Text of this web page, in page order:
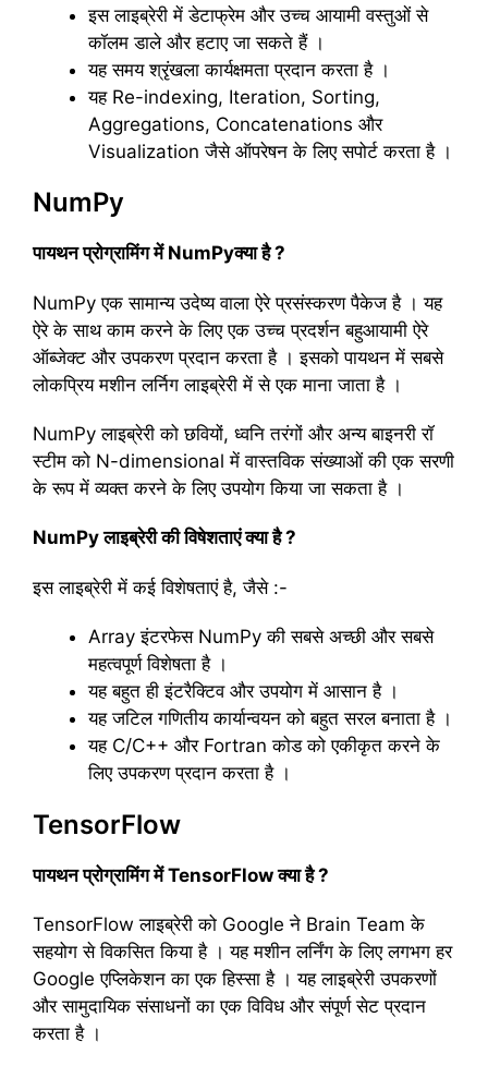
इस लाइब्रेरी में डेटाफ्रेम और उच्च आयामी वस्तुओं से
कॉलम डाले और हटाए जा सकते हैं ।
यह समय श्रृंखला कार्यक्षमता प्रदान करता है ।
यह Re-indexing, Iteration, Sorting,
Aggregations, Concatenations और
Visualization जैसे ऑपरेषन के लिए सपोर्ट करता है ।
NumPy
पायथन प्रोग्रामिंग में NumPyक्या है ?
NumPy एक सामान्य उदेष्य वाला ऐरे प्रसंस्करण पैकेज है । यह
ऐरे के साथ काम करने के लिए एक उच्च प्रदर्शन बहुआयामी ऐरे
ऑब्जेक्ट और उपकरण प्रदान करता है । इसको पायथन में सबसे
लोकप्रिय मशीन लर्निग लाइब्रेरी में से एक माना जाता है ।
NumPy लाइब्रेरी को छवियों, ध्वनि तरंगों और अन्य बाइनरी रॉ
स्टीम को N-dimensional में वास्तविक संख्याओं की एक सरणी
के रूप में व्यक्त करने के लिए उपयोग किया जा सकता है ।
NumPy लाइब्रेरी की विषेशताएं क्या है ?
इस लाइब्रेरी में कई विशेषताएं है, जैसे :-
Array इंटरफेस NumPy की सबसे अच्छी और सबसे
महत्वपूर्ण विशेषता है ।
यह बहुत ही इंटरैक्टिव और उपयोग में आसान है ।
यह जटिल गणितीय कार्यान्वयन को बहुत सरल बनाता है ।
यह C/C++ और Fortran कोड को एकीकृत करने के
लिए उपकरण प्रदान करता है ।
TensorFlow
पायथन प्रोग्रामिंग में TensorFlow क्या है ?
TensorFlow लाइब्रेरी को Google ने Brain Team के
सहयोग से विकसित किया है । यह मशीन लर्निंग के लिए लगभग हर
Google एप्लिकेशन का एक हिस्सा है । यह लाइब्रेरी उपकरणों
और सामुदायिक संसाधनों का एक विविध और संपूर्ण सेट प्रदान
करता है ।